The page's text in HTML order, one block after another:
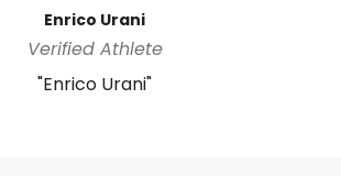
Enrico Urani
Verified Athlete
"Enrico Urani"